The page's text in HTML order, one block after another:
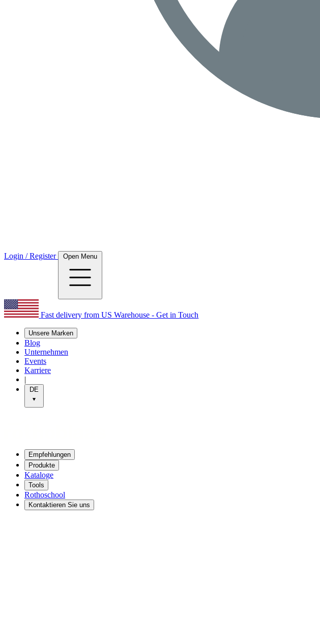
Login / Register Open Menu
Fast delivery from US Warehouse - Get in Touch
Unsere Marken
Blog
Unternehmen
Events
Karriere
|
DE
Empfehlungen
Produkte
Kataloge
Tools
Rothoschool
Kontaktieren Sie uns